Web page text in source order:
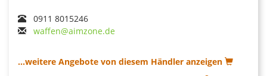
0911 8015246
waffen@aimzone.de
...weitere Angebote von diesem Händler anzeigen